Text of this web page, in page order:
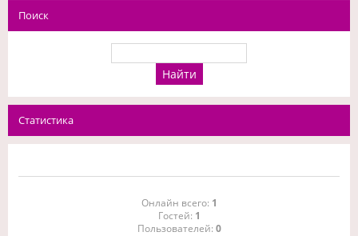
Поиск
Статистика
Онлайн всего: 1
Гостей: 1
Пользователей: 0